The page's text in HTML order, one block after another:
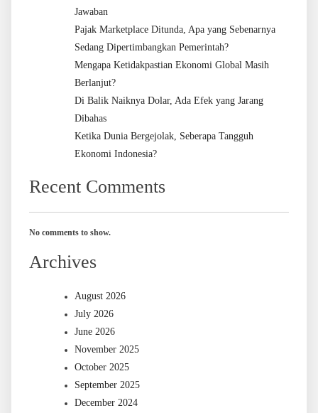
Jawaban
Pajak Marketplace Ditunda, Apa yang Sebenarnya
Sedang Dipertimbangkan Pemerintah?
Mengapa Ketidakpastian Ekonomi Global Masih
Berlanjut?
Di Balik Naiknya Dolar, Ada Efek yang Jarang
Dibahas
Ketika Dunia Bergejolak, Seberapa Tangguh
Ekonomi Indonesia?
Recent Comments
No comments to show.
Archives
August 2026
July 2026
June 2026
November 2025
October 2025
September 2025
December 2024